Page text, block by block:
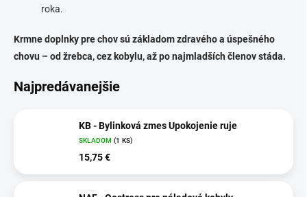
roka.
Krmne doplnky pre chov sú základom zdravého a úspešného
chovu – od žrebca, cez kobylu, až po najmladších členov stáda.
Najpredávanejšie
KB - Bylinková zmes Upokojenie ruje
SKLADOM (1 KS)
15,75 €